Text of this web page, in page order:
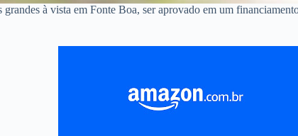
à vista em Fonte Boa, ser aprovado em um